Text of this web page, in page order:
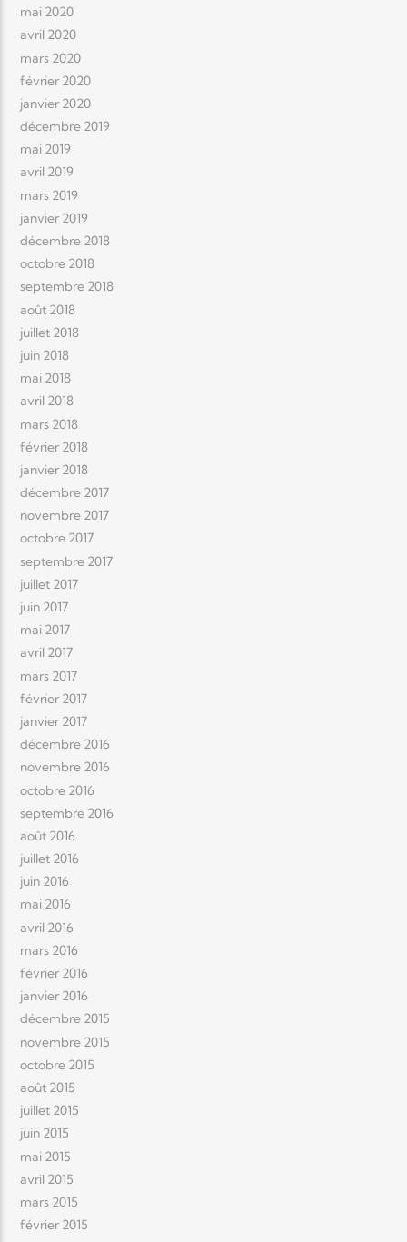
mai 2020
avril 2020
mars 2020
février 2020
janvier 2020
décembre 2019
mai 2019
avril 2019
mars 2019
janvier 2019
décembre 2018
octobre 2018
septembre 2018
août 2018
juillet 2018
juin 2018
mai 2018
avril 2018
mars 2018
février 2018
janvier 2018
décembre 2017
novembre 2017
octobre 2017
septembre 2017
juillet 2017
juin 2017
mai 2017
avril 2017
mars 2017
février 2017
janvier 2017
décembre 2016
novembre 2016
octobre 2016
septembre 2016
août 2016
juillet 2016
juin 2016
mai 2016
avril 2016
mars 2016
février 2016
janvier 2016
décembre 2015
novembre 2015
octobre 2015
août 2015
juillet 2015
juin 2015
mai 2015
avril 2015
mars 2015
février 2015